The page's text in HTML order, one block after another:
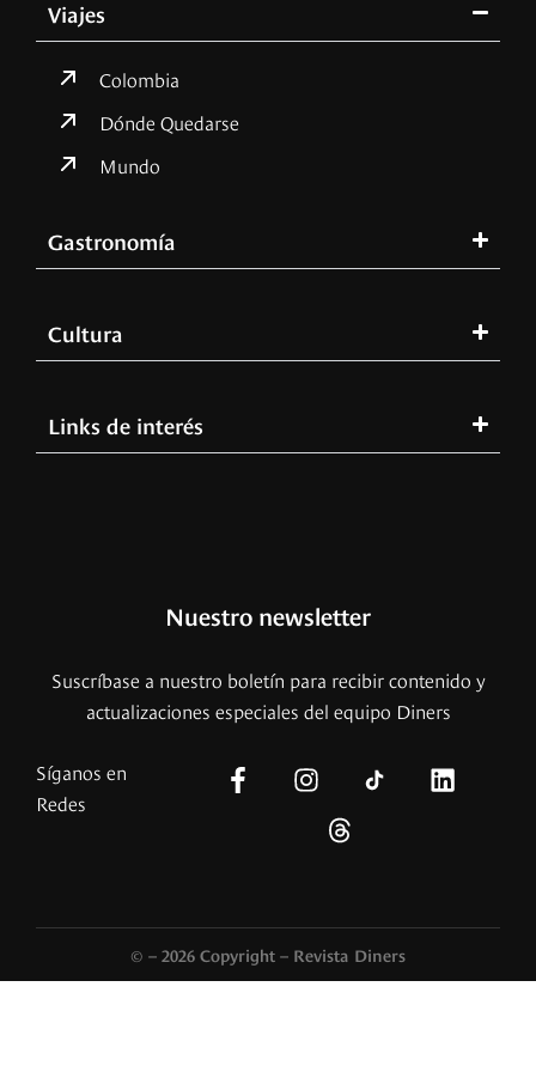
Viajes
Colombia
Dónde Quedarse
Mundo
Gastronomía
Cultura
Links de interés
Nuestro newsletter
Suscríbase a nuestro boletín para recibir contenido y
actualizaciones especiales del equipo Diners
Síganos en
Redes
© – 2026 Copyright – Revista Diners